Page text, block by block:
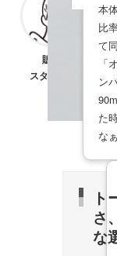
本
比
て
「
ン
た
なぁ
販売
スタッフA
ト
さ
な